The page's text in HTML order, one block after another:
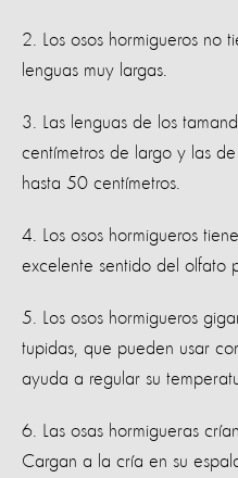
2. Los osos hormigueros no
lenguas muy largas.
3. Las lenguas de los
centímetros de largo y las
hasta 50 centímetros.
4. Los osos hormigueros
excelente sentido del olfato
5. Los osos hormigueros
tupidas, que pueden usar
ayuda a regular su
6. Las osas hormigueras
Cargan a la cría en su